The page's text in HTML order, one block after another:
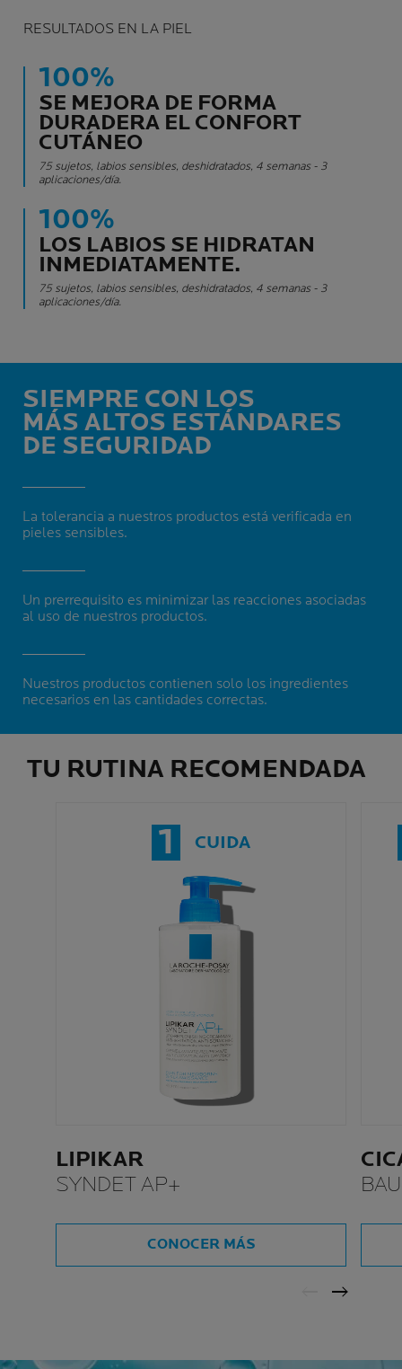
RESULTADOS EN LA PIEL
100%
SE MEJORA DE FORMA
DURADERA EL CONFORT
CUTÁNEO
75 sujetos, labios sensibles, deshidratados, 4 semanas - 3
aplicaciones/día.
100%
LOS LABIOS SE HIDRATAN
INMEDIATAMENTE.
75 sujetos, labios sensibles, deshidratados, 4 semanas - 3
aplicaciones/día.
SIEMPRE CON LOS
MÁS ALTOS ESTÁNDARES
DE SEGURIDAD
La tolerancia a nuestros productos está verificada en
pieles sensibles.
Un prerrequisito es minimizar las reacciones asociadas
al uso de nuestros productos.
Nuestros productos contienen solo los ingredientes
necesarios en las cantidades correctas.
TU RUTINA RECOMENDADA
1 CUIDA
LIPIKAR
SYNDET AP+
CONOCER MÁS